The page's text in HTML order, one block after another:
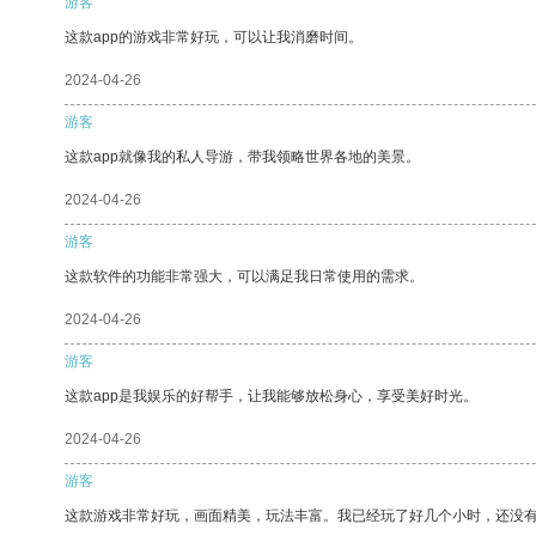
这款app的游戏非常好玩，可以让我消磨时间。
2024-04-26
游客
这款app就像我的私人导游，带我领略世界各地的美景。
2024-04-26
游客
这款软件的功能非常强大，可以满足我日常使用的需求。
2024-04-26
游客
这款app是我娱乐的好帮手，让我能够放松身心，享受美好时光。
2024-04-26
游客
这款游戏非常好玩，画面精美，玩法丰富。我已经玩了好几个小时，还没